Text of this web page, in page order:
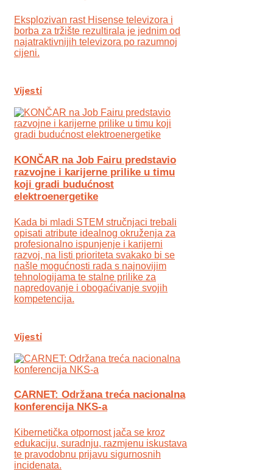
Eksplozivan rast Hisense televizora i
borba za tržište rezultirala je jednim od
najatraktivnijih televizora po razumnoj
cijeni.
Vijesti
KONČAR na Job Fairu predstavio
razvojne i karijerne prilike u timu
koji gradi budućnost
elektroenergetike
Kada bi mladi STEM stručnjaci trebali
opisati atribute idealnog okruženja za
profesionalno ispunjenje i karijerni
razvoj, na listi prioriteta svakako bi se
našle mogućnosti rada s najnovijim
tehnologijama te stalne prilike za
napredovanje i obogaćivanje svojih
kompetencija.
Vijesti
CARNET: Održana treća nacionalna
konferencija NKS-a
Kibernetička otpornost jača se kroz
edukaciju, suradnju, razmjenu iskustava
te pravodobnu prijavu sigurnosnih
incidenata.